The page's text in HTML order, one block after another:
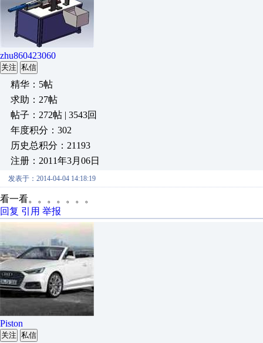
zhu860423060
关注 私信
精华：5帖
求助：27帖
帖子：272帖 | 3543回
年度积分：302
历史总积分：21193
注册：2011年3月06日
发表于：2014-04-04 14:18:19
看一看。。。。。。。
回复 引用 举报
Piston
关注 私信